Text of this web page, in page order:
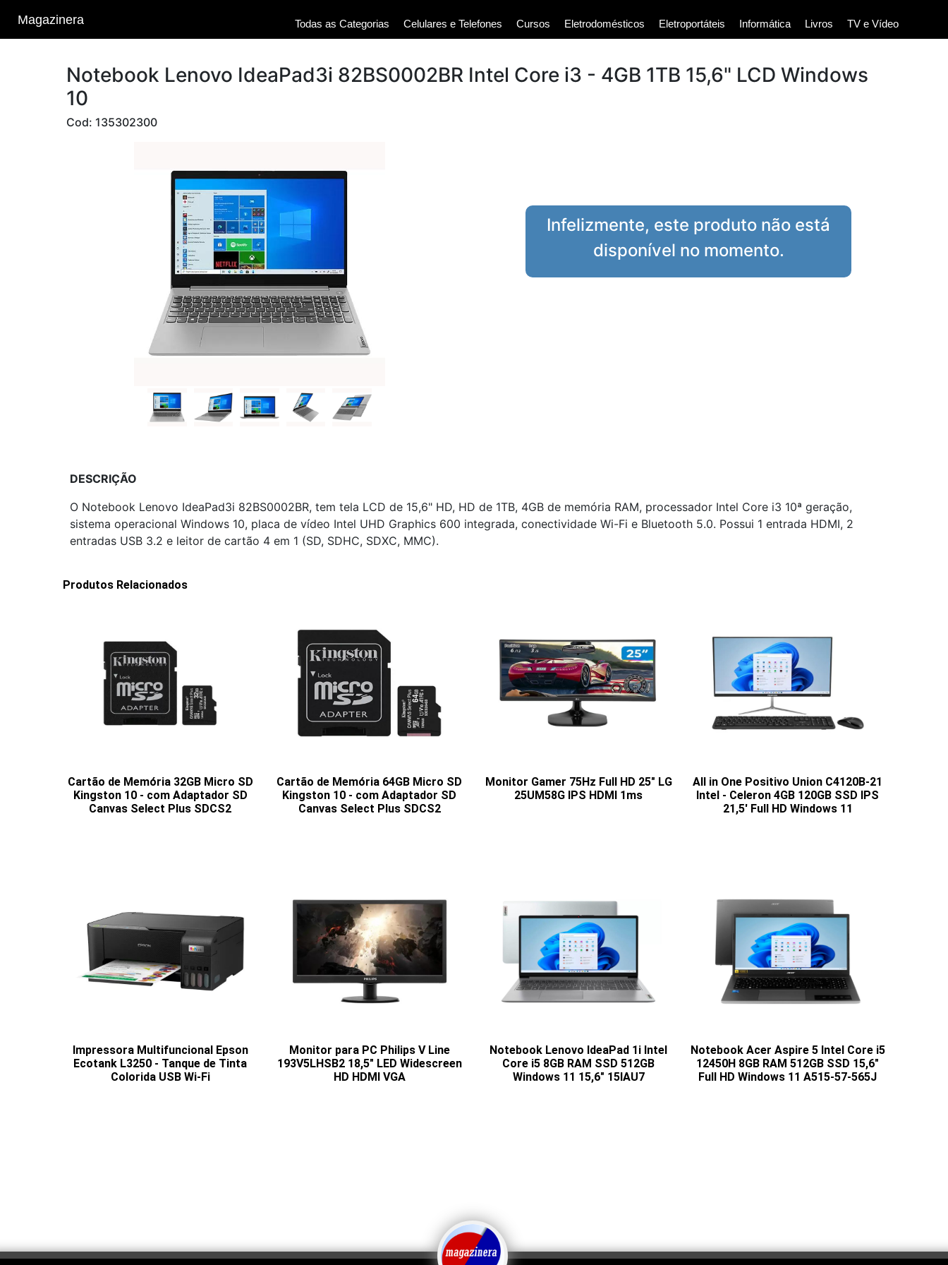
Magazinera Todas as Categorias Celulares e Telefones Cursos Eletrodomésticos Eletroportáteis Informática Livros TV e Vídeo
Notebook Lenovo IdeaPad3i 82BS0002BR Intel Core i3 - 4GB 1TB 15,6" LCD Windows
10
Cod: 135302300
Infelizmente, este produto não está
disponível no momento.
DESCRIÇÃO
O Notebook Lenovo IdeaPad3i 82BS0002BR, tem tela LCD de 15,6" HD, HD de 1TB, 4GB de memória RAM, processador Intel Core i3 10ª geração,
sistema operacional Windows 10, placa de vídeo Intel UHD Graphics 600 integrada, conectividade Wi-Fi e Bluetooth 5.0. Possui 1 entrada HDMI, 2
entradas USB 3.2 e leitor de cartão 4 em 1 (SD, SDHC, SDXC, MMC).
Produtos Relacionados
Cartão de Memória 32GB Micro SD
Kingston 10 - com Adaptador SD
Canvas Select Plus SDCS2
Cartão de Memória 64GB Micro SD
Kingston 10 - com Adaptador SD
Canvas Select Plus SDCS2
Monitor Gamer 75Hz Full HD 25" LG
25UM58G IPS HDMI 1ms
All in One Positivo Union C4120B-21
Intel - Celeron 4GB 120GB SSD IPS
21,5' Full HD Windows 11
Impressora Multifuncional Epson
Ecotank L3250 - Tanque de Tinta
Colorida USB Wi-Fi
Monitor para PC Philips V Line
193V5LHSB2 18,5" LED Widescreen
HD HDMI VGA
Notebook Lenovo IdeaPad 1i Intel
Core i5 8GB RAM SSD 512GB
Windows 11 15,6" 15IAU7
Notebook Acer Aspire 5 Intel Core i5
12450H 8GB RAM 512GB SSD 15,6"
Full HD Windows 11 A515-57-565J